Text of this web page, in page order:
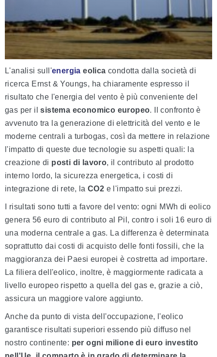
L'analisi sull'energia eolica condotta dalla società di
ricerca Ernst & Youngs, ha chiaramente espresso il
risultato che l'energia del vento è più conveniente del
gas per ilsistema economico europeo. Il confronto è
avvenuto tra la generazione di elettricità del vento e le
moderne centrali a turbogas, così da mettere in relazione
l'impatto di queste due tecnologie su aspetti quali: la
creazione di posti di lavoro, il contributo al prodotto
interno lordo, la sicurezza energetica, i costi di
integrazione di rete, la CO2 e l'impatto sui prezzi.
I risultati sono tutti a favore del vento: ogni MWh di eolico
genera 56 euro di contributo al Pil, contro i soli 16 euro di
una moderna centrale a gas. La differenza è determinata
soprattutto dai costi di acquisto delle fonti fossili, che la
maggioranza dei Paesi europei è costretta ad importare.
La filiera dell'eolico, inoltre, è maggiormente radicata a
livello europeo rispetto a quella del gas e, grazie a ciò,
assicura un maggiore valore aggiunto.
Anche da punto di vista dell'occupazione, l'eolico
garantisce risultati superiori essendo più diffuso nel
nostro continente: per ogni milione di euro investito